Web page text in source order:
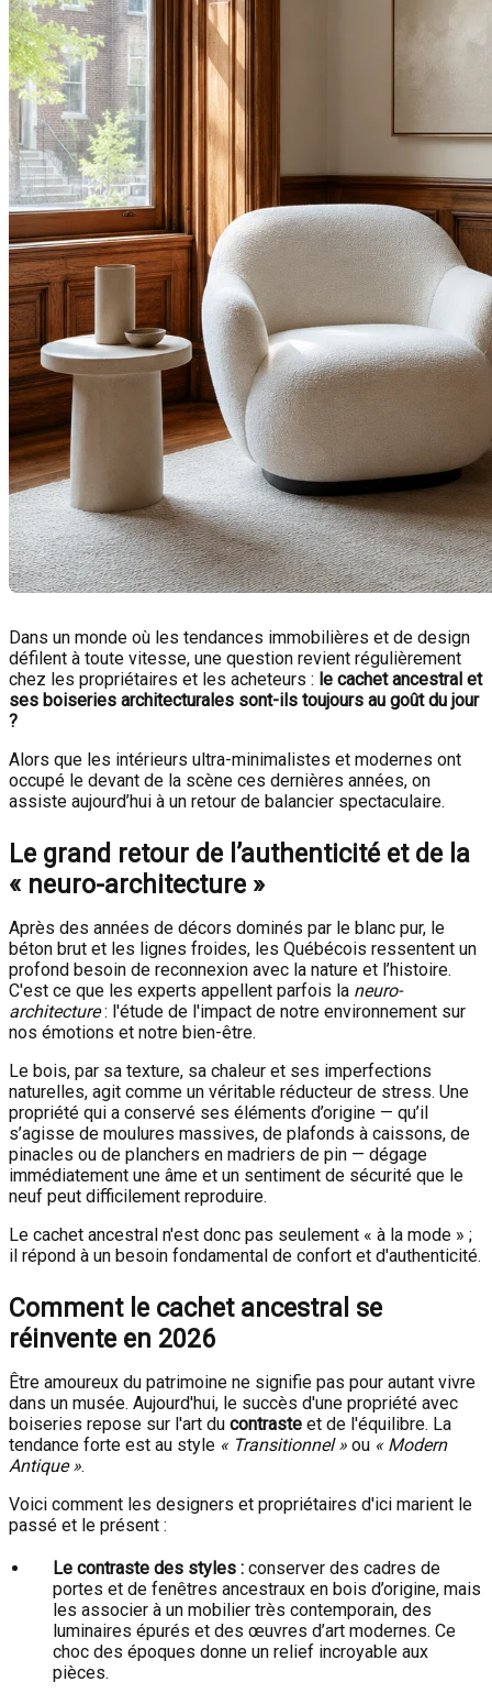
Dans un monde où les tendances immobilières et de design
défilent à toute vitesse, une question revient régulièrement
chez les propriétaires et les acheteurs : le cachet ancestral et
ses boiseries architecturales sont-ils toujours au goût du jour
?
Alors que les intérieurs ultra-minimalistes et modernes ont
occupé le devant de la scène ces dernières années, on
assiste aujourd’hui à un retour de balancier spectaculaire.
Le grand retour de l’authenticité et de la
« neuro-architecture »
Après des années de décors dominés par le blanc pur, le
béton brut et les lignes froides, les Québécois ressentent un
profond besoin de reconnexion avec la nature et l’histoire.
C'est ce que les experts appellent parfois la neuro-
architecture: l'étude de l'impact de notre environnement sur
nos émotions et notre bien-être.
Le bois, par sa texture, sa chaleur et ses imperfections
naturelles, agit comme un véritable réducteur de stress. Une
propriété qui a conservé ses éléments d’origine — qu’il
s’agisse de moulures massives, de plafonds à caissons, de
pinacles ou de planchers en madriers de pin — dégage
immédiatement une âme et un sentiment de sécurité que le
neuf peut difficilement reproduire.
Le cachet ancestral n'est donc pas seulement « à la mode » ;
il répond à un besoin fondamental de confort et d'authenticité.
Comment le cachet ancestral se
réinvente en 2026
Être amoureux du patrimoine ne signifie pas pour autant vivre
dans un musée. Aujourd'hui, le succès d'une propriété avec
boiseries repose sur l'art du contraste et de l'équilibre. La
tendance forte est au style « Transitionnel » ou « Modern
Antique ».
Voici comment les designers et propriétaires d'ici marient le
passé et le présent :
Le contraste des styles : conserver des cadres de
portes et de fenêtres ancestraux en bois d’origine, mais
les associer à un mobilier très contemporain, des
luminaires épurés et des œuvres d’art modernes. Ce
choc des époques donne un relief incroyable aux
pièces.